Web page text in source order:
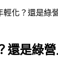
輕化？還是綠
還是綠